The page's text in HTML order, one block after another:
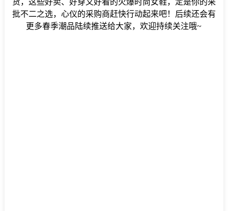
货，这些好卖、好穿又好看的火爆时尚女鞋，定是你的采
批不二之选，心仪的采购商赶快行动起来吧！后续还会有
更多春季潮品陆续推送给大家，欢迎持续关注哦~